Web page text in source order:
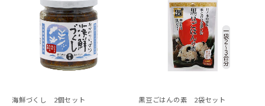
海鮮づくし 2個セット 黒豆ごはんの素 2袋セット